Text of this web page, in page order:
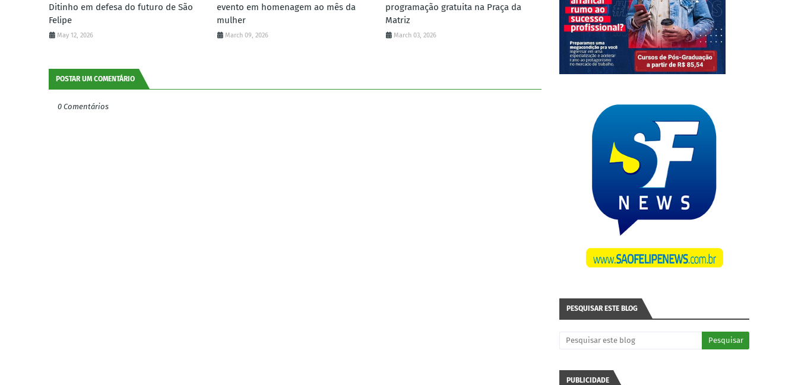
Ditinho em defesa do futuro de São
Felipe
May 12, 2026
evento em homenagem ao mês da
mulher
March 09, 2026
programação gratuita na Praça da
Matriz
March 03, 2026
POSTAR UM COMENTÁRIO
0 Comentários
PESQUISAR ESTE BLOG
PUBLICIDADE